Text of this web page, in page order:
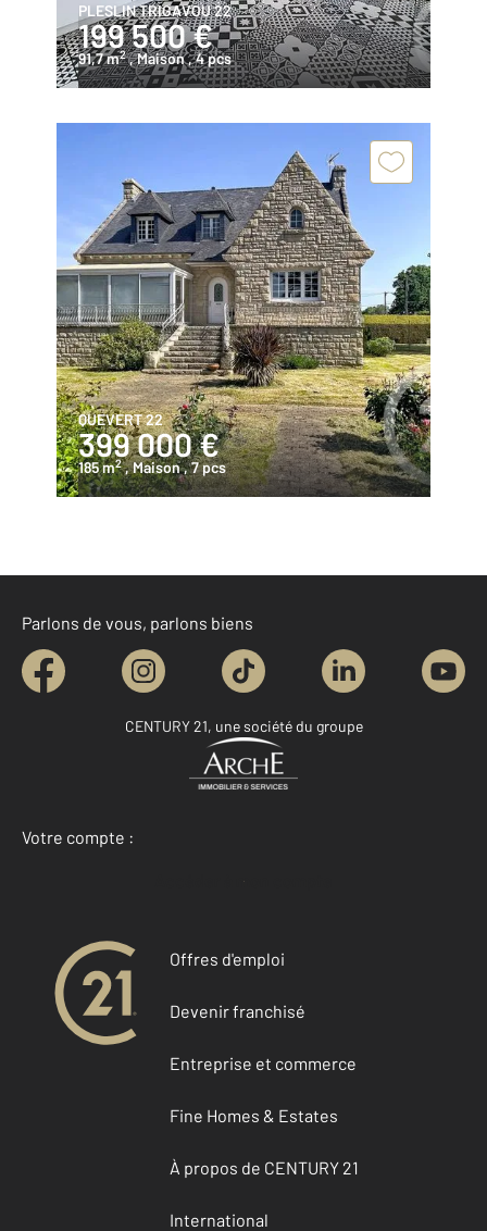
PLESLIN TRIGAVOU 22
199 500 €
91,7 m2 , Maison, 4 pcs
QUEVERT 22
399 000 €
185 m2 , Maison, 7 pcs
Parlons de vous, parlons biens
CENTURY 21, une société du groupe
Votre compte :
Accéder à mon compte
Offres d'emploi
Devenir franchisé
Entreprise et commerce
Fine Homes & Estates
À propos de CENTURY 21
International